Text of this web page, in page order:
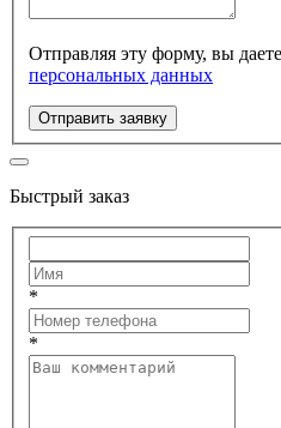
Отправляя эту форму, вы
персональных данных
Отправить заявку
Быстрый заказ
*
*